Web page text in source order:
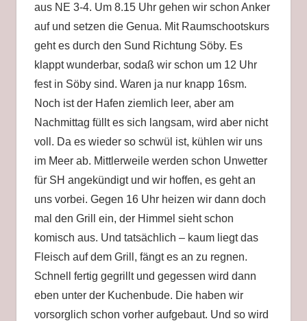
aus NE 3-4. Um 8.15 Uhr gehen wir schon Anker
auf und setzen die Genua. Mit Raumschootskurs
geht es durch den Sund Richtung Söby. Es
klappt wunderbar, sodaß wir schon um 12 Uhr
fest in Söby sind. Waren ja nur knapp 16sm.
Noch ist der Hafen ziemlich leer, aber am
Nachmittag füllt es sich langsam, wird aber nicht
voll. Da es wieder so schwül ist, kühlen wir uns
im Meer ab. Mittlerweile werden schon Unwetter
für SH angekündigt und wir hoffen, es geht an
uns vorbei. Gegen 16 Uhr heizen wir dann doch
mal den Grill ein, der Himmel sieht schon
komisch aus. Und tatsächlich – kaum liegt das
Fleisch auf dem Grill, fängt es an zu regnen.
Schnell fertig gegrillt und gegessen wird dann
eben unter der Kuchenbude. Die haben wir
vorsorglich schon vorher aufgebaut. Und so wird